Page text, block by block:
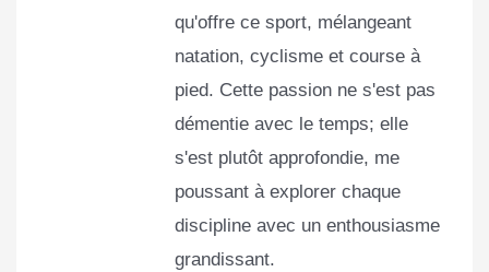
qu'offre ce sport, mélangeant
natation, cyclisme et course à
pied. Cette passion ne s'est pas
démentie avec le temps; elle
s'est plutôt approfondie, me
poussant à explorer chaque
discipline avec un enthousiasme
grandissant.